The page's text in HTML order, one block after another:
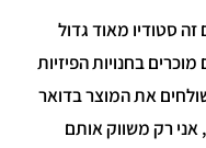
סטודיו מאוד גדול
בחנויות הפיזיות
40% הנחה. הם שולחים את המוצר בדואר
אני רק משווק אותם